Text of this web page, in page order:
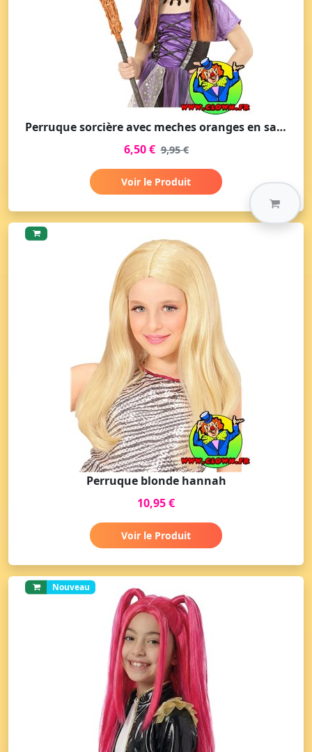
Perruque sorcière avec meches oranges en sachet
6,50 € 9,95 €
Voir le Produit
Perruque blonde hannah
10,95 €
Voir le Produit
Nouveau